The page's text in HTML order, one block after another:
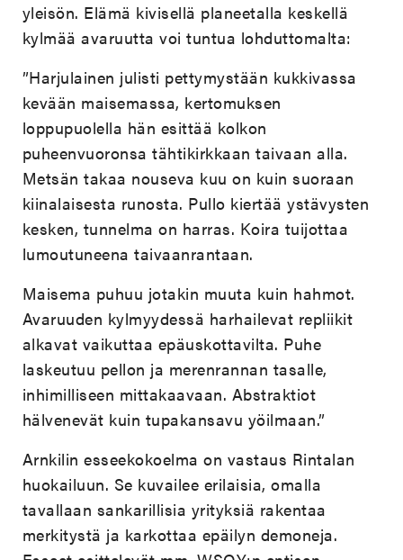
yleisön. Elämä kivisellä planeetalla keskellä
kylmää avaruutta voi tuntua lohduttomalta:
”Harjulainen julisti pettymystään kukkivassa
kevään maisemassa, kertomuksen
loppupuolella hän esittää kolkon
puheenvuoronsa tähtikirkkaan taivaan alla.
Metsän takaa nouseva kuu on kuin suoraan
kiinalaisesta runosta. Pullo kiertää ystävysten
kesken, tunnelma on harras. Koira tuijottaa
lumoutuneena taivaanrantaan.
Maisema puhuu jotakin muuta kuin hahmot.
Avaruuden kylmyydessä harhailevat repliikit
alkavat vaikuttaa epäuskottavilta. Puhe
laskeutuu pellon ja merenrannan tasalle,
inhimilliseen mittakaavaan. Abstraktiot
hälvenevät kuin tupakansavu yöilmaan.”
Arnkilin esseekokoelma on vastaus Rintalan
huokailuun. Se kuvailee erilaisia, omalla
tavallaan sankarillisia yrityksiä rakentaa
merkitystä ja karkottaa epäilyn demoneja.